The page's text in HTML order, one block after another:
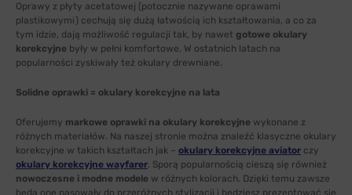
Oprawy z płyty acetatowej (potocznie nazywane oprawami
plastikowymi) cechują się dużą łatwością ich kształtowania, a co za
tym idzie, dają możliwość regulacji tak, by nawet gotowe okulary
korekcyjne były w pełni komfortowe. W ostatnich latach na
popularności zyskiwały też okulary drewniane.
Solidne oprawki = okulary korekcyjne na lata
Oferujemy markowe oprawki na okulary korekcyjne wykonane z
różnych materiałów. Na naszej stronie można znaleźć klasyczne okulary
korekcyjne w takich kształtach jak – okulary korekcyjne aviator czy
okulary korekcyjne wayfarer. Sporą popularnością cieszą się również
nowoczesne i modne modele w różnych kolorach. Dzięki temu zawsze